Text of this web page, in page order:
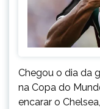
Chegou o dia da
na Copa do
encarar o